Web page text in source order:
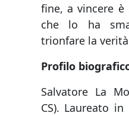
fine, a vincere
che lo ha
trionfare la
Profilo
Salvatore La
CS). Laureato